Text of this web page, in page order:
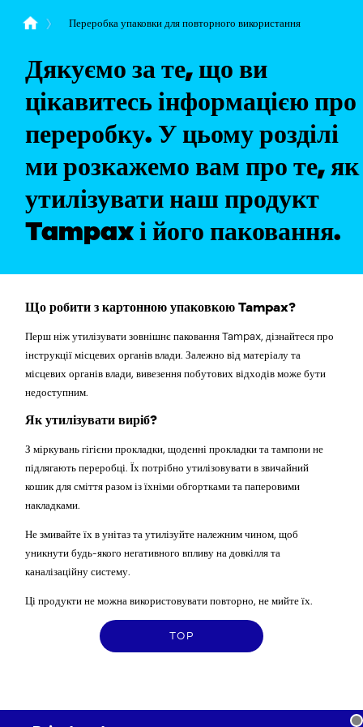
Переробка упаковки для повторного використання
Дякуємо за те, що ви
цікавитесь інформацією про
переробку. У цьому розділі
ми розкажемо вам про те, як
утилізувати наш продукт
Tampax і його паковання.
Що робити з картонною упаковкою Tampax?
Перш ніж утилізувати зовнішнє паковання Tampax, дізнайтеся про
інструкції місцевих органів влади. Залежно від матеріалу та
місцевих органів влади, вивезення побутових відходів може бути
недоступним.
Як утилізувати виріб?
З міркувань гігієни прокладки, щоденні прокладки та тампони не
підлягають переробці. Їх потрібно утилізовувати в звичайний
кошик для сміття разом із їхніми обгортками та паперовими
накладками.
Не змивайте їх в унітаз та утилізуйте належним чином, щоб
уникнути будь-якого негативного впливу на довкілля та
каналізаційну систему.
Ці продукти не можна використовувати повторно, не мийте їх.
TOP